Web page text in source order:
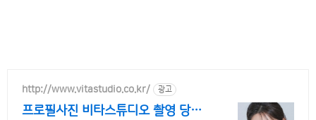
http://www.vitastudio.co.kr/ 광고
프로필사진 비타스튜디오 촬영 당일